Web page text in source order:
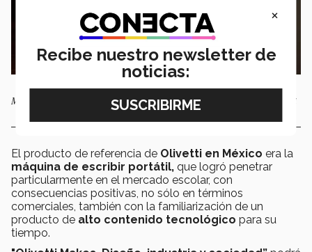
México y principalmente Puebla fueron clave en la estrategia de Olivetti
El producto de referencia de Olivetti en México era la
máquina de escribir portátil, que logró penetrar
particularmente en el mercado escolar, con
consecuencias positivas, no sólo en términos
comerciales, también con la familiarización de un
producto de alto contenido tecnológico para su
tiempo.
×
Recibe nuestro newsletter de
noticias: